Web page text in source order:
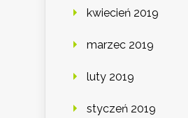
kwiecień 2019
marzec 2019
luty 2019
styczeń 2019